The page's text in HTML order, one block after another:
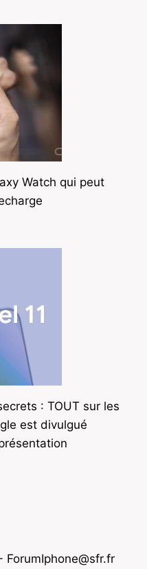
Watch qui peut
: TOUT sur les
est divulgué